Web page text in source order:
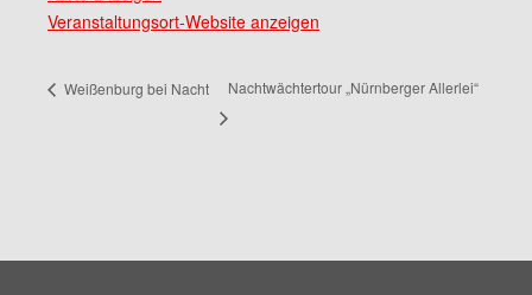
Veranstaltungsort-Website anzeigen
Weißenburg bei Nacht Nachtwächtertour „Nürnberger Allerlei“